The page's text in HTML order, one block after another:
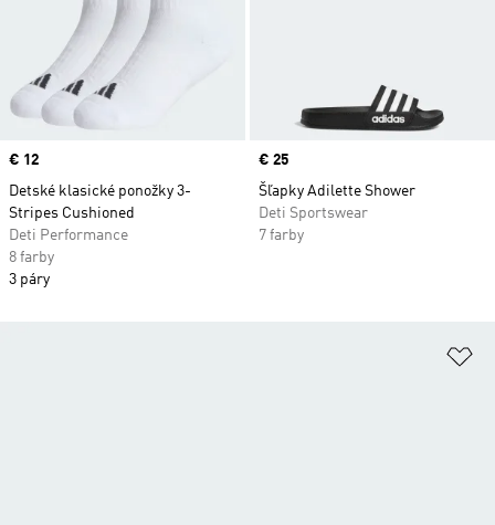
Price
€ 12
Detské klasické ponožky 3-
Stripes Cushioned
Deti Performance
8 farby
3 páry
Price
€ 25
Šľapky Adilette Shower
Deti Sportswear
7 farby